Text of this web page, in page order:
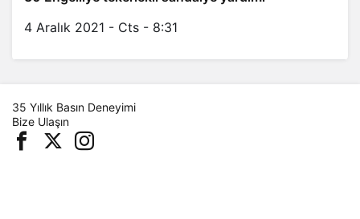
4 Aralık 2021 - Cts - 8:31
35 Yıllık Basın Deneyimi
Bize Ulaşın